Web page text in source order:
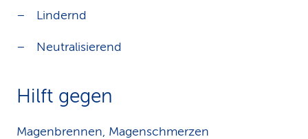
Lindernd
Neutralisierend
Hilft gegen
Magenbrennen, Magenschmerzen